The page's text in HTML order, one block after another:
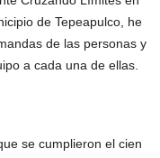
de Tepeapulco, he
de las personas y
a cada una de ellas.
se cumplieron el cien